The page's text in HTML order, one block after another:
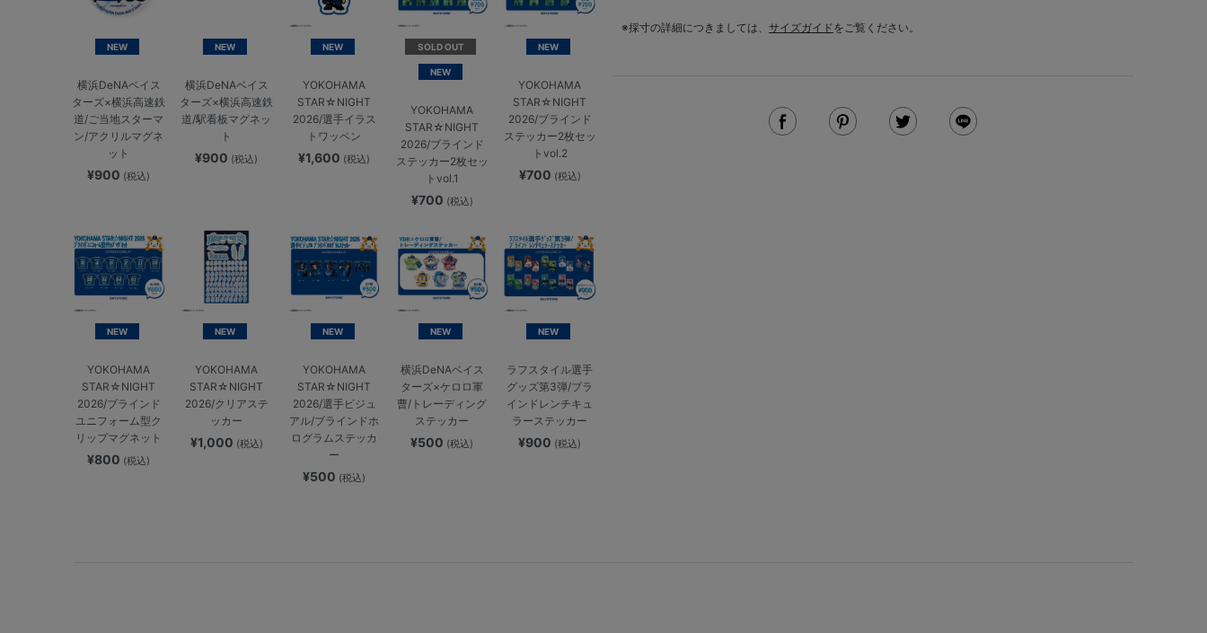
NEW
横浜DeNAベイス
ターズ×横浜高速鉄
道/ご当地スターマ
ン/アクリルマグネ
ット
¥900 (税込)
NEW
横浜DeNAベイス
ターズ×横浜高速鉄
道/駅看板マグネッ
ト
¥900 (税込)
NEW
YOKOHAMA
STAR☆NIGHT
2026/選手イラス
トワッペン
¥1,600 (税込)
SOLD OUT
NEW
YOKOHAMA
STAR☆NIGHT
2026/ブラインド
ステッカー2枚セッ
トvol.1
¥700 (税込)
NEW
YOKOHAMA
STAR☆NIGHT
2026/ブラインド
ステッカー2枚セッ
トvol.2
¥700 (税込)
NEW
YOKOHAMA
STAR☆NIGHT
2026/ブラインド
ユニフォーム型ク
リップマグネット
¥800 (税込)
NEW
YOKOHAMA
STAR☆NIGHT
2026/クリアステ
ッカー
¥1,000 (税込)
NEW
YOKOHAMA
STAR☆NIGHT
2026/選手ビジュ
アル/ブラインドホ
ログラムステッカ
ー
¥500 (税込)
NEW
横浜DeNAベイス
ターズ×ケロロ軍
曹/トレーディング
ステッカー
¥500 (税込)
NEW
ラフスタイル選手
グッズ第3弾/ブラ
インドレンチキュ
ラーステッカー
¥900 (税込)
※採寸の詳細につきましては、 サイズガイドをご覧ください。